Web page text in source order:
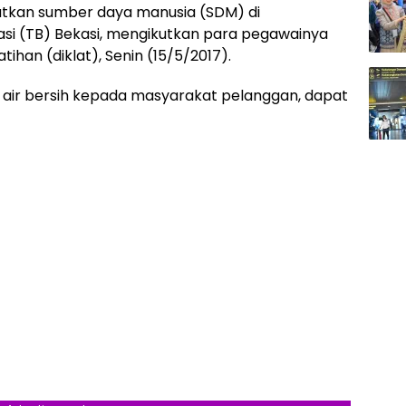
sumber daya manusia (SDM) di
(TB) Bekasi, mengikutkan para pegawainya
(diklat), Senin (15/5/2017).
bersih kepada masyarakat pelanggan, dapat